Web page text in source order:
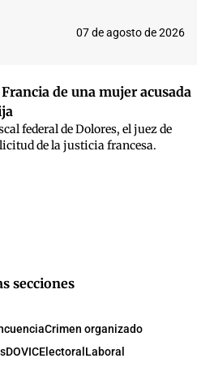
07 de agosto de 2026
de una mujer acusada
federal de Dolores, el juez de
de la justicia francesa.
secciones
Crimen organizado
DOVICElectoral Laboral